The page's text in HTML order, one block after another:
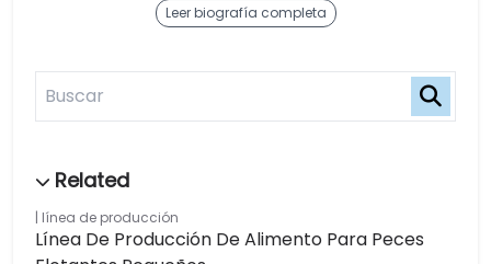
Leer biografía completa
línea de producción
Línea De Producción De Alimento Para Peces